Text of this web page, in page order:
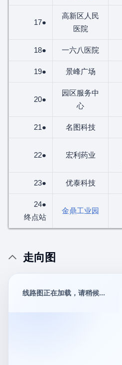
17●
高新区人民
医院
18● 一六八医院
19● 景峰广场
20●
园区服务中
心
21● 名图科技
22● 宏利药业
23● 优泰科技
24●
终点站
金鼎工业园
走向图
线路图正在加载，请稍候...